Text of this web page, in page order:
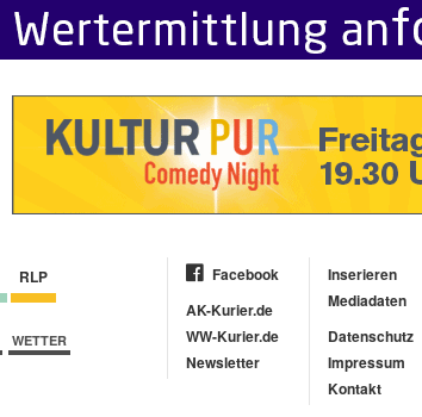
RLP
WETTER
Facebook
AK-Kurier.de
WW-Kurier.de
Newsletter
Inserieren
Mediadaten
Datenschutz
Impressum
Kontakt